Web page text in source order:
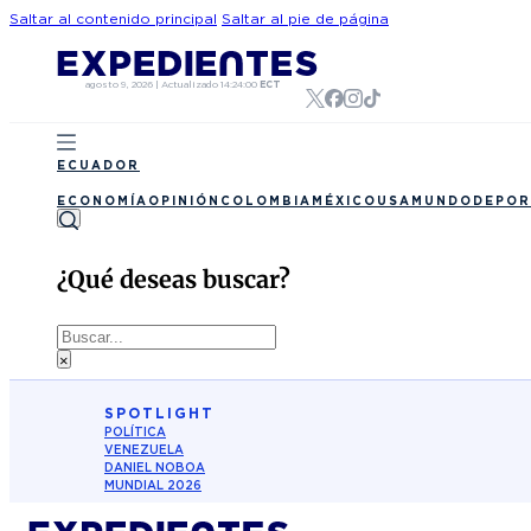
Saltar al contenido principal Saltar al pie de página
agosto 9, 2026 | Actualizado 14:24:00 ECT
ECUADOR
ECONOMÍA OPINIÓN COLOMBIA MÉXICO USA MUNDO
¿Qué deseas buscar?
Buscar
×
SPOTLIGHT
POLÍTICA
VENEZUELA
DANIEL NOBOA
MUNDIAL 2026